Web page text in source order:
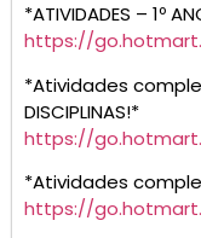
*ATIVIDADES – 1º
https://
*Atividades
DISCIPLINAS!*
https://
*Atividades
https://